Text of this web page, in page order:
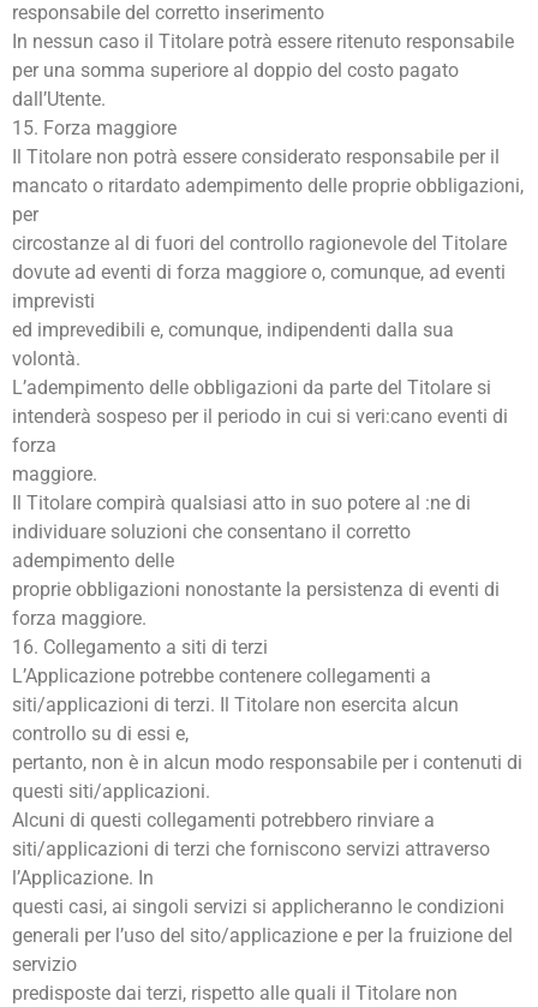
responsabile del corretto inserimento
In nessun caso il Titolare potrà essere ritenuto responsabile
per una somma superiore al doppio del costo pagato
dall’Utente.
15. Forza maggiore
Il Titolare non potrà essere considerato responsabile per il
mancato o ritardato adempimento delle proprie obbligazioni,
per
circostanze al di fuori del controllo ragionevole del Titolare
dovute ad eventi di forza maggiore o, comunque, ad eventi
imprevisti
ed imprevedibili e, comunque, indipendenti dalla sua
volontà.
L’adempimento delle obbligazioni da parte del Titolare si
intenderà sospeso per il periodo in cui si veri:cano eventi di
forza
maggiore.
Il Titolare compirà qualsiasi atto in suo potere al :ne di
individuare soluzioni che consentano il corretto
adempimento delle
proprie obbligazioni nonostante la persistenza di eventi di
forza maggiore.
16. Collegamento a siti di terzi
L’Applicazione potrebbe contenere collegamenti a
siti/applicazioni di terzi. Il Titolare non esercita alcun
controllo su di essi e,
pertanto, non è in alcun modo responsabile per i contenuti di
questi siti/applicazioni.
Alcuni di questi collegamenti potrebbero rinviare a
siti/applicazioni di terzi che forniscono servizi attraverso
l’Applicazione. In
questi casi, ai singoli servizi si applicheranno le condizioni
generali per l’uso del sito/applicazione e per la fruizione del
servizio
predisposte dai terzi, rispetto alle quali il Titolare non